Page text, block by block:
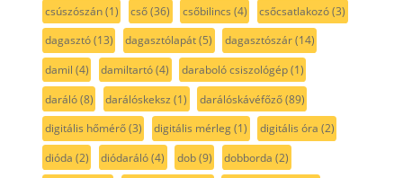
csúszószán(1) cső(36) csőbilincs (4) csőcsatlakozó(3)
dagasztó(13) dagasztólapát(5) dagasztószár(14)
damil (4) damiltartó(4) daraboló csiszológép(1)
daráló(8) darálóskeksz (1) darálóskávéfőző(89)
digitális hőmérő(3) digitális mérleg(1) digitális óra (2)
dióda (2) diódaráló(4) dob(9) dobborda (2)